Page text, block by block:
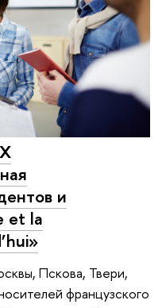
и
et la
Пскова, Твери,
французского